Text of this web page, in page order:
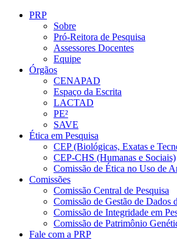
Conteúdo principal
PRP
Sobre
Pró-Reitora de Pesquisa
Assessores Docentes
Equipe
Órgãos
CENAPAD
Espaço da Escrita
LACTAD
PE²
SAVE
Ética em Pesquisa
CEP (Biológicas, Exatas e
CEP-CHS (Humanas e Sociais)
Comissão de Ética no Uso de
Comissões
Comissão Central de Pesquisa
Comissão de Gestão de Dados
Comissão de Integridade em
Comissão de Patrimônio
Fale com a PRP